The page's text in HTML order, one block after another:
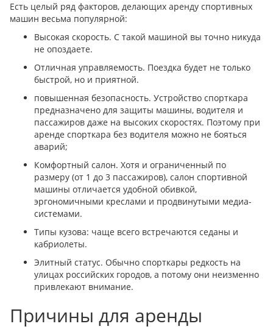
Есть целый ряд факторов, делающих аренду спортивных
машин весьма популярной:
Высокая скорость. С такой машиной вы точно никуда
не опоздаете.
Отличная управляемость. Поездка будет не только
быстрой, но и приятной.
повышенная безопасность. Устройство спорткара
предназначено для защиты машины, водителя и
пассажиров даже на высоких скоростях. Поэтому при
аренде спорткара без водителя можно не бояться
аварий;
Комфортный салон. Хотя и ограниченный по
размеру (от 1 до 3 пассажиров), салон спортивной
машины отличается удобной обивкой,
эргономичными креслами и продвинутыми медиа-
системами.
Типы кузова: чаще всего встречаются седаны и
кабриолеты.
Элитный статус. Обычно спорткары редкость на
улицах российских городов, а потому они неизменно
привлекают внимание.
Причины для аренды